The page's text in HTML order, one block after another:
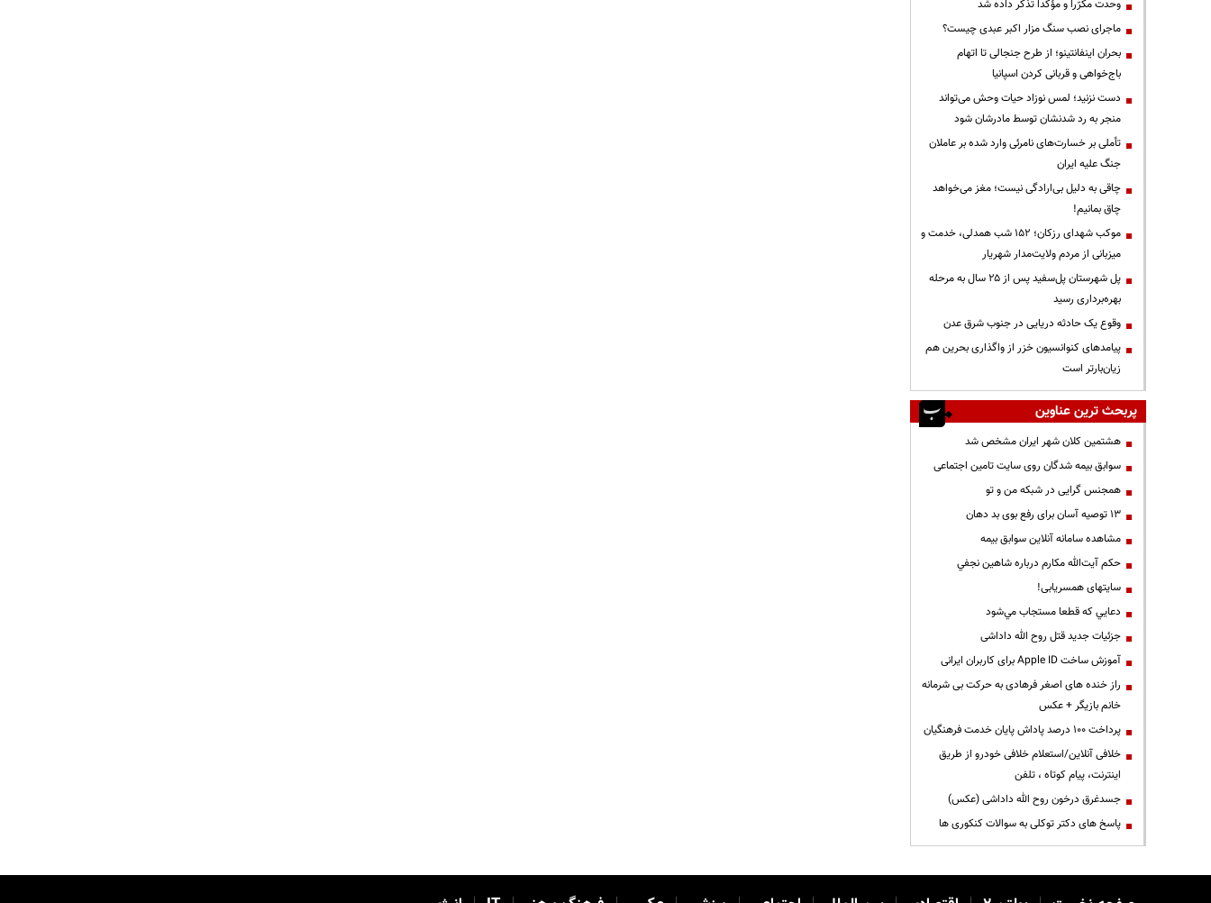
وحدت مکرّراً و مؤکّداً تذکر داده شد
ماجرای نصب سنگ مزار اکبر عبدی چیست؟
بحران اینفانتینو؛ از طرح جنجالی تا اتهام
باج‌خواهی و قربانی کردن اسپانیا
دست نزنید؛ لمس نوزاد حیات وحش می‌تواند
منجر به رد شدنشان توسط مادرشان شود
تأملی بر خسارت‌های نامرئی وارد شده بر عاملان
جنگ علیه ایران
چاقی به دلیل بی‌ارادگی نیست؛ مغز می‌خواهد
چاق بمانیم!
موکب شهدای رزکان؛ ۱۵۲ شب همدلی، خدمت و
میزبانی از مردم ولایت‌مدار شهریار
پل شهرستان پل‌سفید پس از ۲۵ سال به مرحله
بهره‌برداری رسید
وقوع یک حادثه دریایی در جنوب شرق عدن
پیامدهای کنوانسیون خزر از واگذاری بحرین هم
زیان‌بارتر است
پربحث ترین عناوین
هشتمین کلان شهر ایران مشخص شد
سوابق بیمه شدگان روی سایت تامین اجتماعی
همجنس گرایی در شبکه من و تو
13 توصیه آسان برای رفع بوی بد دهان
مشاهده سامانه آنلاين سوابق بیمه
حكم آيت‌الله مكارم درباره شاهين نجفي
سایتهای همسریابی!
دعايي كه قطعا مستجاب مي‌شود
جزئیات جدید قتل روح الله داداشی
آموزش ساخت Apple ID برای کاربران ایرانی
راز خنده های اصغر فرهادی به حرکت بی شرمانه
خانم بازیگر + عکس
پرداخت ۱۰۰ درصد پاداش پایان خدمت فرهنگیان
خلافی آنلاین/استعلام خلافی خودرو از طریق
اینترنت، پیام کوتاه ، تلفن
جسدغرق درخون روح الله داداشی (عکس)
پاسخ های دکتر توکلی به سوالات کنکوری ها